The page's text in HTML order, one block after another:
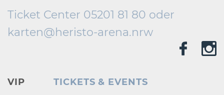
Ticket Center 05201 81 80 oder
karten@heristo-arena.nrw
VIP TICKETS & EVENTS